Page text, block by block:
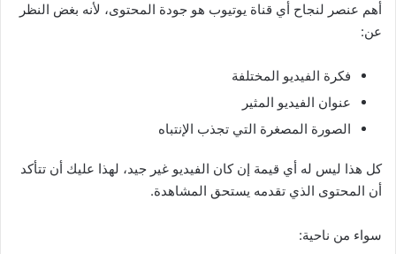
أهم عنصر لنجاح أي قناة يوتيوب هو جودة المحتوى، لأنه بغض النظر
عن:
فكرة الفيديو المختلفة
عنوان الفيديو المثير
الصورة المصغرة التي تجذب الإنتباه
كل هذا ليس له أي قيمة إن كان الفيديو غير جيد، لهذا عليك أن تتأكد
أن المحتوى الذي تقدمه يستحق المشاهدة.
سواء من ناحية: